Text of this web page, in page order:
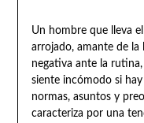
Un hombre que lleva
arrojado, amante de
negativa ante la
siente incómodo si
normas, asuntos y
caracteriza por una